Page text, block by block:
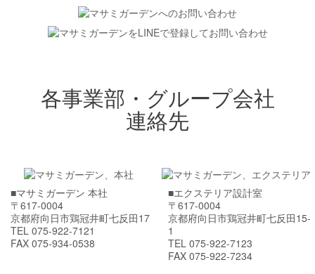
各事業部・グループ会社
連絡先
■マサミガーデン 本社
〒617-0004
京都府向日市鶏冠井町七反田17
TEL 075-922-7121
FAX 075-934-0538
■エクステリア設計室
〒617-0004
京都府向日市鶏冠井町七反田15-
1
TEL 075-922-7123
FAX 075-922-7234